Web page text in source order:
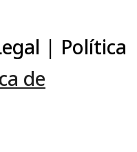
| Política
de